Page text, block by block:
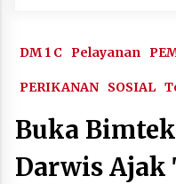
DM 1 C Pelayanan
PERIKANAN SOSIAL
Buka
Darwis